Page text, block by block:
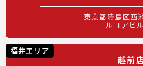
東京都豊島区西
ルコアビ
福井エリア
越前